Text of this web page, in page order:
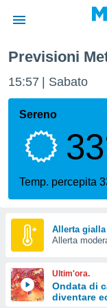
di
per
le
di
Web
le
Previsioni
15:57 Sabato
Sereno
Temp. percepita
Allerta gialla
Allerta
Ultim'ora.
Ondata di
diventare